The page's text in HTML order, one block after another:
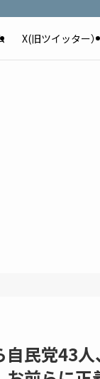
X(旧ツイッター）
自民党